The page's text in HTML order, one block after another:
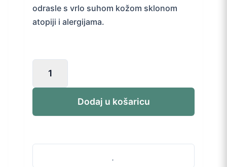
odrasle s vrlo suhom kožom sklonom
atopiji i alergijama.
Roche-
Posay
balzam
Dodaj u košaricu